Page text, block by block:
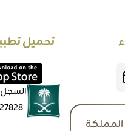
تحميل
السجل